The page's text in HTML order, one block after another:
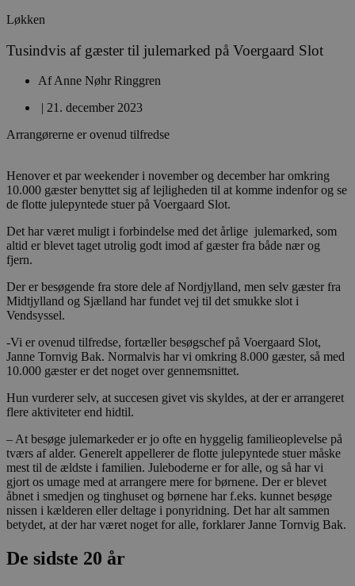
Løkken
Tusindvis af gæster til julemarked på Voergaard Slot
AfAnne Nøhr Ringgren
| 21. december 2023
Arrangørerne er ovenud tilfredse
Henover et par weekender i november og december har omkring
10.000 gæster benyttet sig af lejligheden til at komme indenfor og se
de flotte julepyntede stuer på Voergaard Slot.
Det har været muligt i forbindelse med det årlige julemarked, som
altid er blevet taget utrolig godt imod af gæster fra både nær og
fjern.
Der er besøgende fra store dele af Nordjylland, men selv gæster fra
Midtjylland og Sjælland har fundet vej til det smukke slot i
Vendsyssel.
-Vi er ovenud tilfredse, fortæller besøgschef på Voergaard Slot,
Janne Tornvig Bak. Normalvis har vi omkring 8.000 gæster, så med
10.000 gæster er det noget over gennemsnittet.
Hun vurderer selv, at succesen givet vis skyldes, at der er arrangeret
flere aktiviteter end hidtil.
– At besøge julemarkeder er jo ofte en hyggelig familieoplevelse på
tværs af alder. Generelt appellerer de flotte julepyntede stuer måske
mest til de ældste i familien. Juleboderne er for alle, og så har vi
gjort os umage med at arrangere mere for børnene. Der er blevet
åbnet i smedjen og tinghuset og børnene har f.eks. kunnet besøge
nissen i kælderen eller deltage i ponyridning. Det har alt sammen
betydet, at der har været noget for alle, forklarer Janne Tornvig Bak.
De sidste 20 år